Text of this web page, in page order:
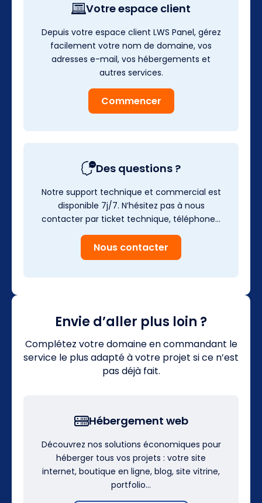
Votre espace client
Depuis votre espace client LWS Panel, gérez
facilement votre nom de domaine, vos
adresses e-mail, vos hébergements et
autres services.
Commencer
Des questions ?
Notre support technique et commercial est
disponible 7j/7. N’hésitez pas à nous
contacter par ticket technique, téléphone…
Nous contacter
Envie d’aller plus loin ?
Complétez votre domaine en commandant le
service le plus adapté à votre projet si ce n’est
pas déjà fait.
Hébergement web
Découvrez nos solutions économiques pour
héberger tous vos projets : votre site
internet, boutique en ligne, blog, site vitrine,
portfolio…